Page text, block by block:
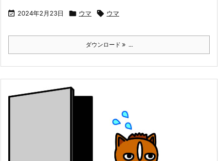
 2024年2月23日  ウマ  ウマ
ダウンロード ...